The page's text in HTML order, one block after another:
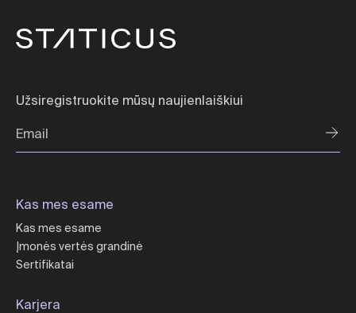
Užsiregistruokite mūsų naujienlaiškiui
Kas mes esame
Kas mes esame
Įmonės vertės grandinė
Sertifikatai
Karjera